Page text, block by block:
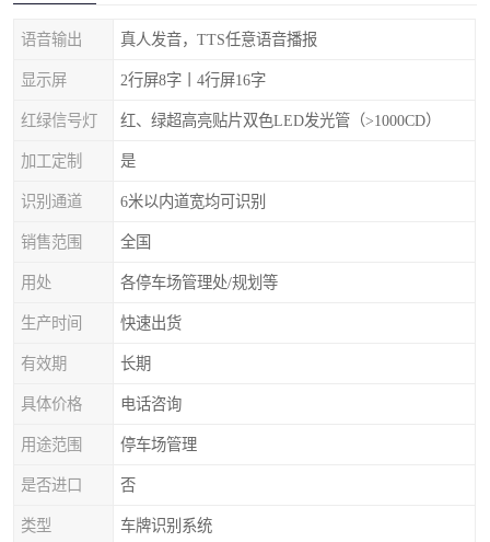
语音输出 真人发音，TTS任意语音播报
显示屏 2行屏8字丨4行屏16字
红绿信号灯 红、绿超高亮贴片双色LED发光管（>1000CD）
加工定制 是
识别通道 6米以内道宽均可识别
销售范围 全国
用处 各停车场管理处/规划等
生产时间 快速出货
有效期 长期
具体价格 电话咨询
用途范围 停车场管理
是否进口 否
类型 车牌识别系统